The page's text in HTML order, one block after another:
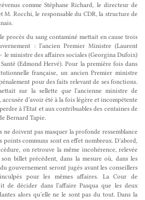
comme Stéphane Richard, le directeur de
M. Rocchi, le responsable du CDR, la structure de
procès du sang contaminé mettait en cause trois
: l’ancien Premier Ministre (Laurent
le ministre des affaires sociales (Georgina Dufoix)
(Edmond Hervé). Pour la première fois dans
française, un ancien Premier ministre
pour des faits relevant de ses fonctions.
sur la sellette quel’ancienne ministre de
accusée d’avoir été à la fois légère et incompétente
à l’Etat et aux contribuables des centaines de
Bernard Tapie.
ne doivent pas masquer la profonde ressemblance
points communs sont en effet nombreux. D’abord,
on retrouve la même incohérence, relevée
billet précédent, dans la mesure où, dans les
gouvernement seront jugés avant les conseillers
pour les mêmes affaires. La Cour de
de décider dans l’affaire Pasqua que les deux
alors qu’elle ne le sont pas du tout. Dans la